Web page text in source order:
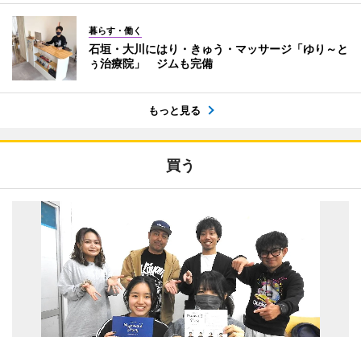
暮らす・働く
石垣・大川にはり・きゅう・マッサージ「ゆり～と
ぅ治療院」 ジムも完備
もっと見る
買う